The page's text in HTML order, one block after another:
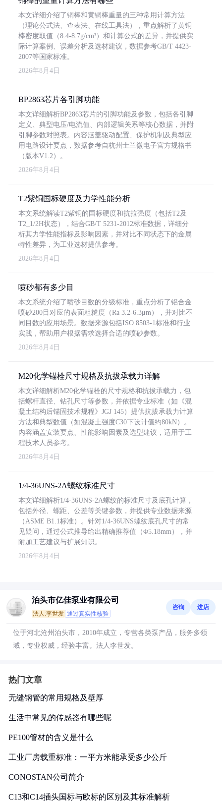
本文详细介绍了铜棒和黄铜棒重量的三种常用计算方法
（理论公式法、查表法、在线工具法），重点解析了黄铜
棒密度取值（8.4-8.7g/cm³）和计算公式的差异，并提供实
际计算案例、误差分析及选材建议，数据参考GB/T 4423-
2007等国家标准。
2026年8月4日
BP2863芯片各引脚功能
本文详细解析BP2863芯片的引脚功能及参数，包括各引脚
定义、典型电压/电流值、内部逻辑关系等核心数据，并附
引脚参数对照表。内容涵盖驱动配置、保护机制及典型应
用电路设计要点，数据参考自杭州士兰微电子官方规格书
（版本V1.2）。
2026年8月4日
T2紫铜国标硬度及力学性能分析
本文系统解读T2紫铜的国标硬度和抗拉强度（包括T2及
T2_1/2H状态），结合GB/T 5231-2012标准数据，详细分
析其力学性能指标及影响因素，并对比不同状态下的金属
特性差异，为工业选材提供参考。
2026年8月4日
喷砂都有多少目
本文系统介绍了喷砂目数的分级标准，重点分析了铝合金
喷砂200目对应的表面粗糙度（Ra 3.2-6.3μm），并对比不
同目数的应用场景。数据来源包括ISO 8503-1标准和行业
实践，帮助用户根据需求选择合适的喷砂参数。
2026年8月4日
M20化学锚栓尺寸规格及抗拔承载力详解
本文详细解析M20化学锚栓的尺寸规格和抗拔承载力，包
括螺杆直径、钻孔尺寸等参数，并依据专业标准（如《混
凝土结构后锚固技术规程》JGJ 145）提供抗拔承载力计算
方法和典型数值（如混凝土强度C30下设计值约80kN）。
内容涵盖安装要点、性能影响因素及选型建议，适用于工
程技术人员参考。
2026年8月4日
1/4-36UNS-2A螺纹标准尺寸
本文详细解析1/4-36UNS-2A螺纹的标准尺寸及底孔计算，
包括外径、螺距、公差等关键参数，并提供专业数据来源
（ASME B1.1标准）。针对1/4-36UNS螺纹底孔尺寸的常
见疑问，通过公式推导给出精确推荐值（Φ5.18mm），并
附加工艺建议与扩展知识。
2026年8月4日
泊头市亿佳泵业有限公司
法人:李世发 通过真实性核验
咨询 进店
位于河北沧州泊头市，2010年成立，专营各类泵产品，服务多领
域，专业权威，经验丰富。法人李世发。
热门文章
无缝钢管的常用规格及壁厚
生活中常见的传感器有哪些呢
PE100管材的含义是什么
工业厂房载重标准：一平方米能承受多少公斤
CONOSTAN公司简介
C13和C14插头国标与欧标的区别及其标准解析